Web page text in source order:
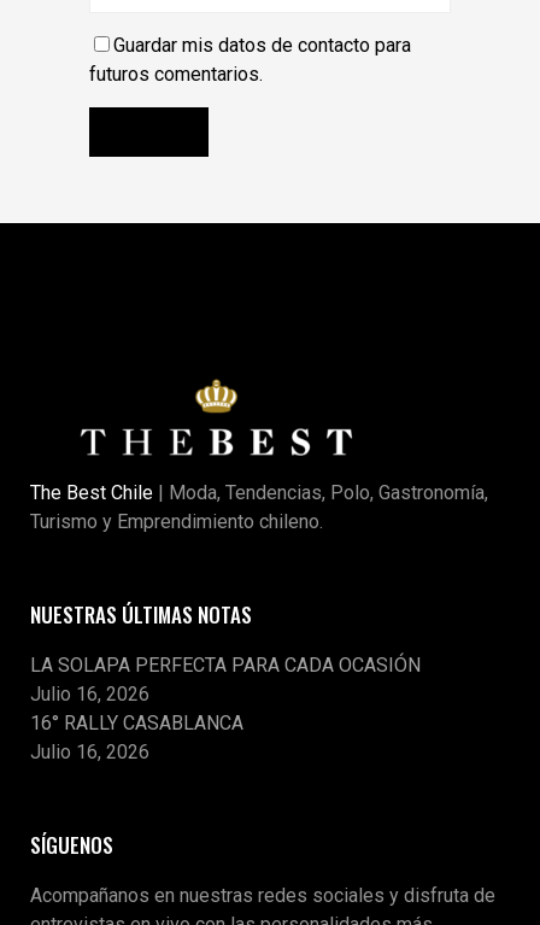
Guardar mis datos de contacto para
futuros comentarios.
The Best Chile | Moda, Tendencias, Polo, Gastronomía,
Turismo y Emprendimiento chileno.
NUESTRAS ÚLTIMAS NOTAS
LA SOLAPA PERFECTA PARA CADA OCASIÓN
Julio 16, 2026
16° RALLY CASABLANCA
Julio 16, 2026
SÍGUENOS
Acompañanos en nuestras redes sociales y disfruta de